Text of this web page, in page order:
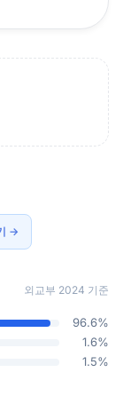
→
외교부 2024 기준
96.6%
1.6%
1.5%